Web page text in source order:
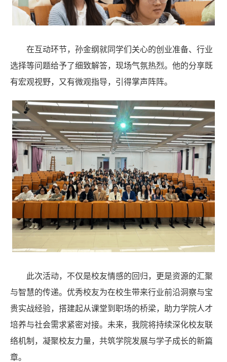
在互动环节，孙金纲就同学们关心的创业准备、行业
选择等问题给予了细致解答，现场气氛热烈。他的分享既
有宏观视野，又有微观指导，引得掌声阵阵。
此次活动， 不仅是校友情感的回归，更是资源的汇聚
与智慧的传递。优秀校友为在校生带来行业前沿洞察与宝
贵实战经验， 搭建起从课堂到职场的桥梁，助力学院人才
培养与社会需求紧密对接。未来，我院将持续深化校友联
络机制，凝聚校友力量，共筑学院发展与学子成长的新篇
章。